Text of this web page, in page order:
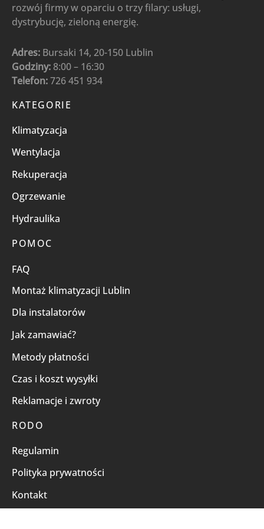
rozwój firmy w oparciu o trzy filary: usługi,
dystrybucję, zieloną energię.
Adres: Bursaki 14, 20-150 Lublin
Godziny: 8:00 – 16:30
Telefon:726 451 934
KATEGORIE
Klimatyzacja
Wentylacja
Rekuperacja
Ogrzewanie
Hydraulika
POMOC
FAQ
Montaż klimatyzacji Lublin
Dla instalatorów
Jak zamawiać?
Metody płatności
Czas i koszt wysyłki
Reklamacje i zwroty
RODO
Regulamin
Polityka prywatności
Kontakt